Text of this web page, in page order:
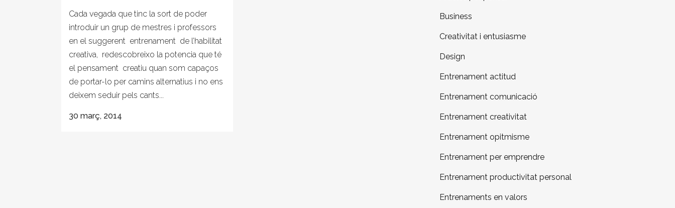
Cada vegada que tinc la sort de poder
introduir un grup de mestres i professors
en el suggerent entrenament de l’habilitat
creativa, redescobreixo la potencia que té
el pensament creatiu quan som capaços
de portar-lo per camins alternatius i no ens
deixem seduir pels cants...
30 març, 2014
Business
Creativitat i entusiasme
Design
Entrenament actitud
Entrenament comunicació
Entrenament creativitat
Entrenament opitmisme
Entrenament per emprendre
Entrenament productivitat personal
Entrenaments en valors